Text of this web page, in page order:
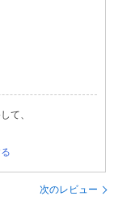
て、
次のレビュー